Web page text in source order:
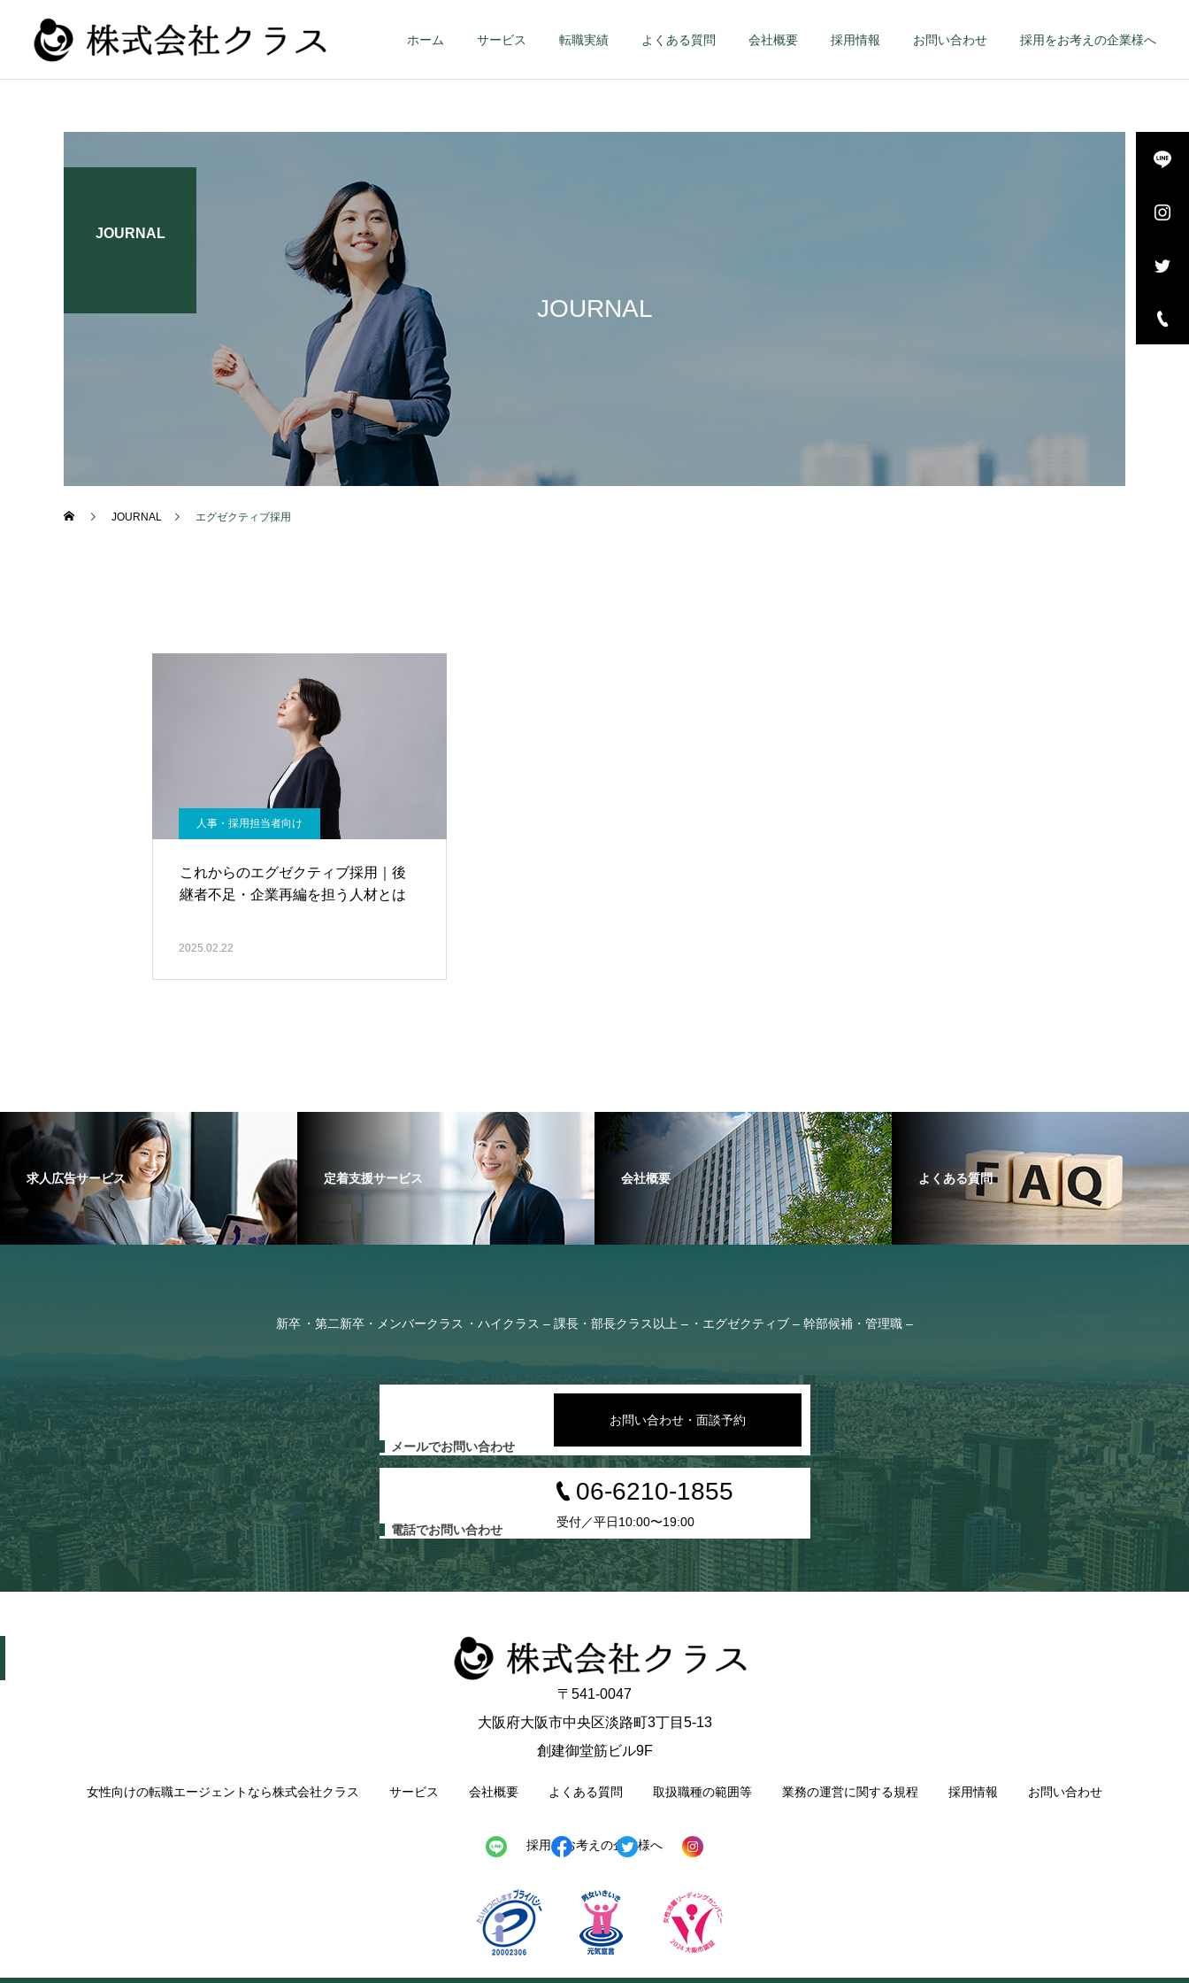
ホーム サービス 転職実績 よくある質問 会社概要 採用情報 お問い合わせ 採用をお考えの企業様へ
新卒
JOURNAL
JOURNAL
JOURNAL エグゼクティブ採用
人事・採用担当者向け
これからのエグゼクティブ採用｜後
継者不足・企業再編を担う人材とは
2025.02.22
求人広告サービス 定着支援サービス 会社概要 よくある質問
新卒 第二新卒・メンバークラス ハイクラス – 課長・部長クラス以上 – エグゼクティブ – 幹部候補・管理職 –
メールでお問い合わせ
お問い合わせ・面談予約
電話でお問い合わせ
06-6210-1855
受付／平日10:00〜19:00
〒541-0047
大阪府大阪市中央区淡路町3丁目5-13
創建御堂筋ビル9F
女性向けの転職エージェントなら株式会社クラス サービス 会社概要 よくある質問 取扱職種の範囲等 業務の運営に関する規程 採用情報 お問い合わせ
採用をお考えの企業様へ